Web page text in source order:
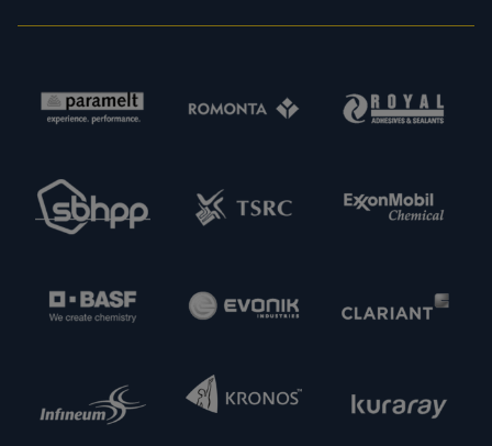
unsere Kunden bedeutet dies Sicherheit in jeder
termingerechten Lieferung. Im Sinne einer
Erweiterung unserer Kapazitäten und unseres
interessiert, neue potenzielle Lieferpartner
kennenzulernen. Nehmen Sie gern Kontakt zu uns